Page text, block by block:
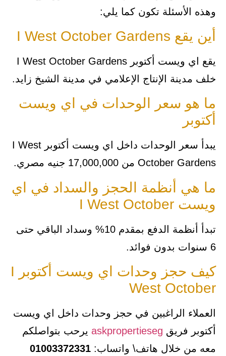
وهذه الأسئلة تكون كما يلي:
أين يقع I West October Gardens
يقع اي ويست أكتوبر I West October Gardens
خلف مدينة الإنتاج الإعلامي في مدينة الشيخ زايد.
ما هو سعر الوحدات في اي ويست
أكتوبر
يبدأ سعر الوحدات داخل اي ويست أكتوبر I West
October Gardens من 17,000,000 جنيه مصري.
ما هي أنظمة الحجز والسداد في اي
ويست I West October
تبدأ أنظمة الدفع بمقدم 10% وسداد الباقي حتى
6 سنوات بدون فوائد.
كيف حجز وحدات اي ويست أكتوبر I
West October
العملاء الراغبين في حجز وحدات داخل اي ويست
أكتوبر فريق askpropertieseg يرحب بتواصلكم
معه من خلال هاتف\ واتساب: 01003372331